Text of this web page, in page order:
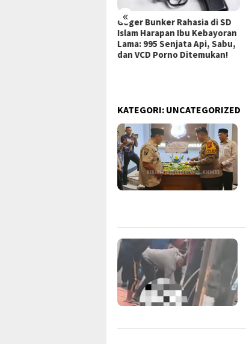
«
Geger Bunker Rahasia di SD
Islam Harapan Ibu Kebayoran
Lama: 995 Senjata Api, Sabu,
dan VCD Porno Ditemukan!
KATEGORI: UNCATEGORIZED